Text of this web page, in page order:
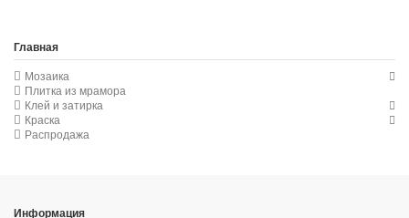
Главная
Мозаика
Плитка из мрамора
Клей и затирка
Краска
Распродажа
Информация